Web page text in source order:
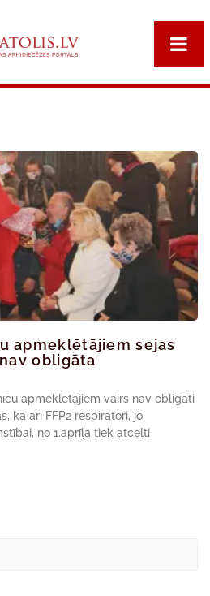
apmeklētājiem sejas
obligāta
apmeklētājiem vairs nav obligāti
kā arī FFP2 respiratori, jo,
no 1.aprīļa tiek atcelti